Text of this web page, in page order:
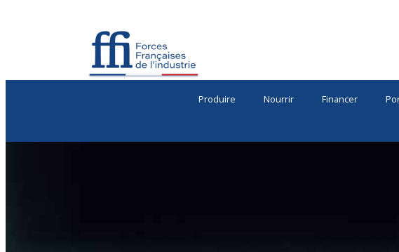
Produire Nourrir Financer